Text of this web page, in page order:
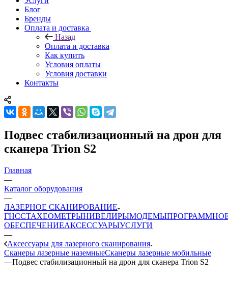
Блог
Бренды
Оплата и доставка
Назад
Оплата и доставка
Как купить
Условия оплаты
Условия доставки
Контакты
Подвес стабилизационный на дрон для
сканера Trion S2
Главная
—
Каталог оборудования
—
ЛАЗЕРНОЕ СКАНИРОВАНИЕ
ГНССТАХЕОМЕТРЫНИВЕЛИРЫМОДЕМЫ
ОБЕСПЕЧЕНИЕАКСЕССУАРЫУСЛУГИ
—
Аксессуары для лазерного сканирования
Сканеры лазерные наземныеСканеры лазерные мобильные
—Подвес стабилизационный на дрон для сканера Trion S2